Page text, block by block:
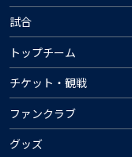
試合
トップチーム
チケット・観戦
ファンクラブ
グッズ